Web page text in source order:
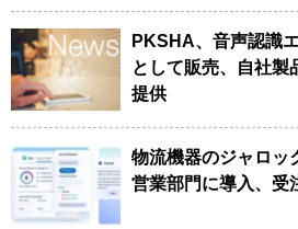
PKSHA、音声認識
として販売、自社製
提供
物流機器のジャロッ
営業部門に導入、受